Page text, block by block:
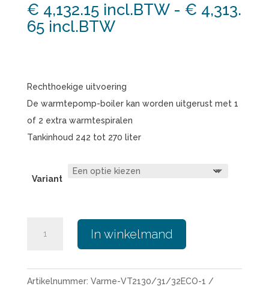
€ 4,132.15 incl.BTW - € 4,313.
65 incl.BTWPrijsklasse:
€ 4,313.65
incl.BTW
Rechthoekige uitvoering
De warmtepomp-boiler kan worden uitgerust met 1
of 2 extra warmtespiralen
Tankinhoud 242 tot 270 liter
Variant
max.
In winkelmand
Artikelnummer: Varme-VT2130/31/32ECO-1